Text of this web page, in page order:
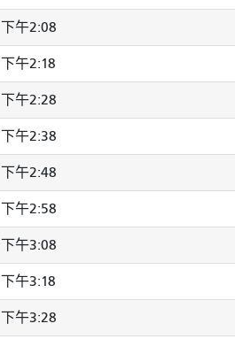
下午2:08
下午2:18
下午2:28
下午2:38
下午2:48
下午2:58
下午3:08
下午3:18
下午3:28